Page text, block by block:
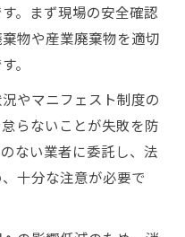
。まず現場の安全確認
物や産業廃棄物を適切
。
やマニフェスト制度の
らないことが失敗を防
ない業者に委託し、法
十分な注意が必要で